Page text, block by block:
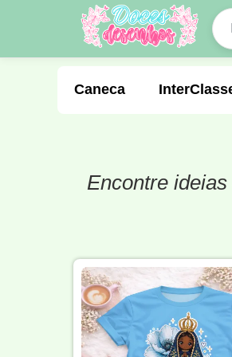
Caneca
Molde de Costura
Motocross
Língua Portuguesa
Encontre